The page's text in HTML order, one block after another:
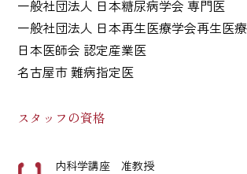
一般社団法人 日本糖尿病学会 専門医
一般社団法人 日本再生医療学会再生医
日本医師会 認定産業医
名古屋市 難病指定医
スタッフの資格
内科学講座 准教授